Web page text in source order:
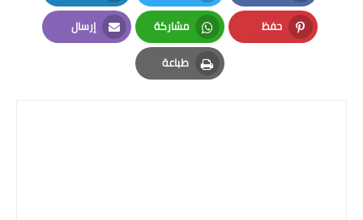
Facebook
Twitter
LinkedIn
حفظ
Pinterest
مشاركة
Whatsapp
إرسال
Email
طباعة
Print